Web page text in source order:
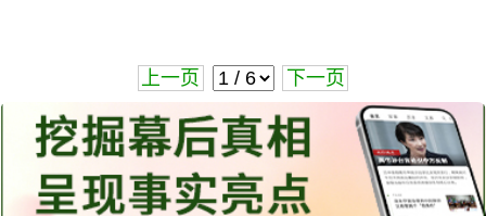
上一页 下一页